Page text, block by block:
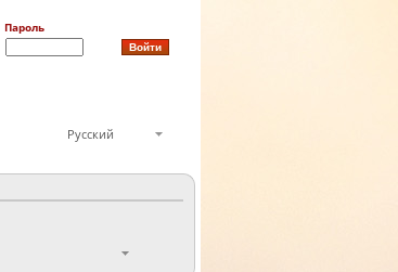
Пароль
Русский